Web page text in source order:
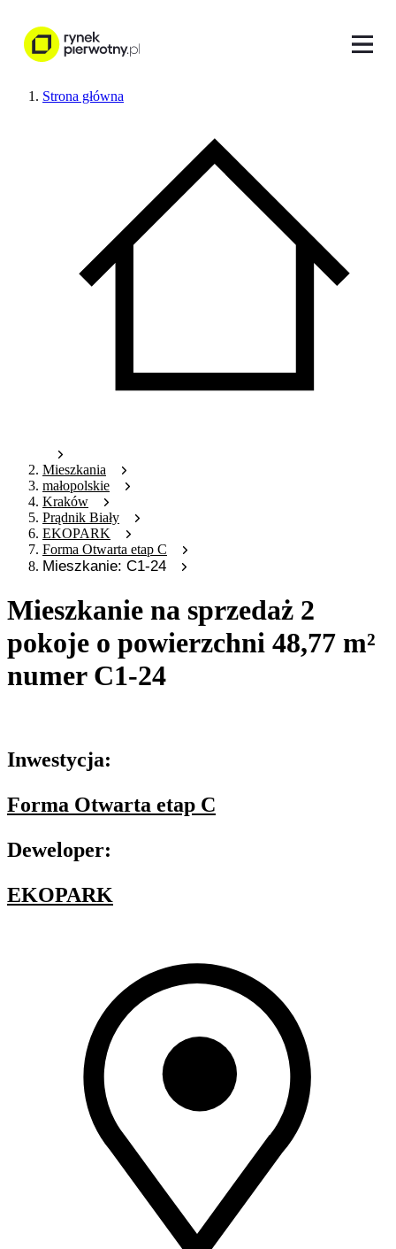
Strona główna
Mieszkania
małopolskie
Kraków
Prądnik Biały
EKOPARK
Forma Otwarta etap C
Mieszkanie: C1-24
Mieszkanie na sprzedaż 2
pokoje o powierzchni 48,77 m²
numer C1-24
Inwestycja:
Forma Otwarta etap C
Deweloper:
EKOPARK